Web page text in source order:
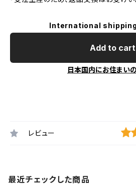
International
Add to cart
日本国内にお住まい
レビュー
最近チェックした商品